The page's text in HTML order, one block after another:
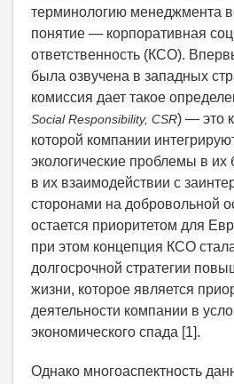
терминологию менеджмента
понятие — корпоративная
ответственность (КСО).
была озвучена в западных
комиссия дает такое
Social Responsibility, CSR) — это
которой компании
экологические проблемы в их
в их взаимодействии с
сторонами на добровольной
остается приоритетом для
при этом концепция КСО
долгосрочной стратегии
жизни, которое является
деятельности компании в
экономического спада [1].
Однако многоаспектность